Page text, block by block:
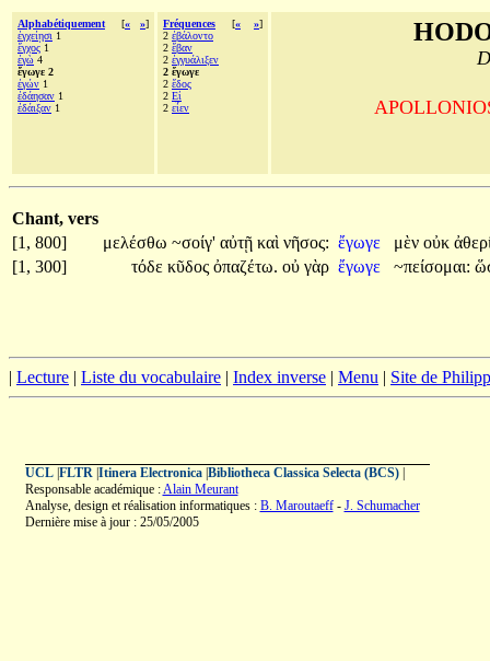
Alphabétiquement [« »]
ἐγχείῃσι 1
ἔγχος 1
ἐγὼ 4
ἔγωγε 2
ἐγών 1
ἐδάησαν 1
ἐδάιξαν 1
Fréquences [« »]
2 ἐβάλοντο
2 ἔβαν
2 ἐγγυάλιξεν
2 ἔγωγε
2 ἕδος
2 Εἰ
2 εἶεν
Chant, vers
[1, 800]
μελέσθω ~σοίγ' αὐτῇ καὶ νῆσος: ἔγωγε μὲν οὐκ
[1, 300]
τόδε κῦδος ὀπαζέτω. οὐ γὰρ ἔγωγε ~πείσομαι:
| Lecture | Liste du vocabulaire | Index inverse | Menu | Site de
UCL| FLTR| Itinera Electronica| Bibliotheca Classica Selecta (BCS)|
Responsable académique :Alain Meurant
Analyse, design et réalisation informatiques : B. Maroutaeff- J. Schumacher
Dernière mise à jour : 25/05/2005